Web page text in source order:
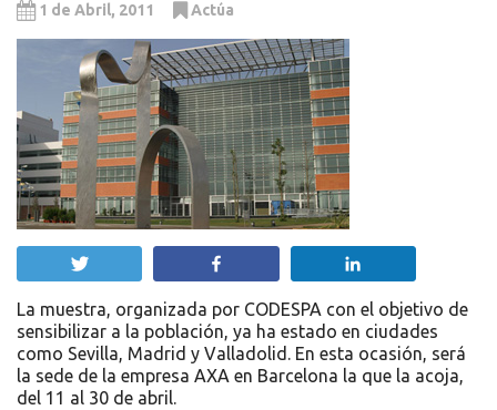
1 de Abril, 2011 Actúa
La muestra, organizada por CODESPA con el objetivo de
sensibilizar a la población, ya ha estado en ciudades
como Sevilla, Madrid y Valladolid. En esta ocasión, será
la sede de la empresa AXA en Barcelona la que la acoja,
del 11 al 30 de abril.